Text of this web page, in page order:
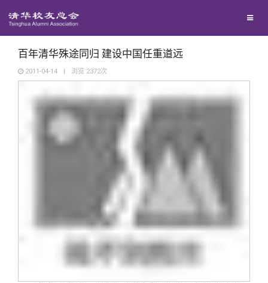
西南联大校友会
义工计划
新媒体平台
青春风采
校友讲坛
校友视界
校友服务
信息化服务
校友总会
总会简介
关闭
百年清华殊途同归 建设中国任重道远
2011-04-14 | 浏览 2372次